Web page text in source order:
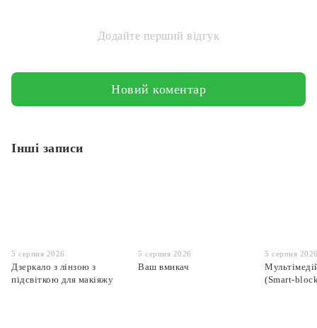
Додайте перший відгук
Новий коментар
Інші записи
5 серпня 2026
Дзеркало з лінзою з
підсвіткою для макіяжу
5 серпня 2026
Ваш вмикач
5 серпня
(Smart-